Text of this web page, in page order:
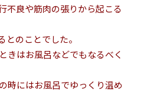
不良や筋肉の張りから起こる
とのことでした。
きはお風呂などでもなるべく
時にはお風呂でゆっくり温め